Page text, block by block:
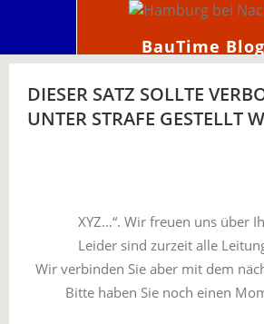
BauTime Blog
DIESER SATZ SOLLTE
UNTER STRAFE GESTELLT
XYZ…“. Wir freuen uns über
Leider sind zurzeit alle
Wir verbinden Sie aber mit dem
Bitte haben Sie noch einen